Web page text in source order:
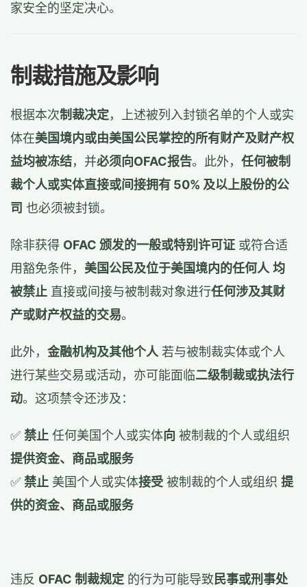
家安全的坚定决心。
制裁措施及影响
根据本次制裁决定，上述被列入封锁名单的个人或实
体在美国境内或由美国公民掌控的所有财产及财产权
益均被冻结，并必须向OFAC报告。此外， 任何被制
裁个人或实体直接或间接拥有 50% 及以上股份的公
司 也必须被封锁。
除非获得 OFAC 颁发的一般或特别许可证 或符合适
用豁免条件， 美国公民及位于美国境内的任何人 均
被禁止 直接或间接与被制裁对象进行任何涉及其财
产或财产权益的交易。
此外， 金融机构及其他个人 若与被制裁实体或个人
进行某些交易或活动，亦可能面临二级制裁或执法行
动。这项禁令还涉及：
✅ 禁止 任何美国个人或实体向 被制裁的个人或组织
提供资金、商品或服务
✅ 禁止 美国个人或实体接受 被制裁的个人或组织 提
供的资金、商品或服务
违反 OFAC 制裁规定 的行为可能导致民事或刑事处